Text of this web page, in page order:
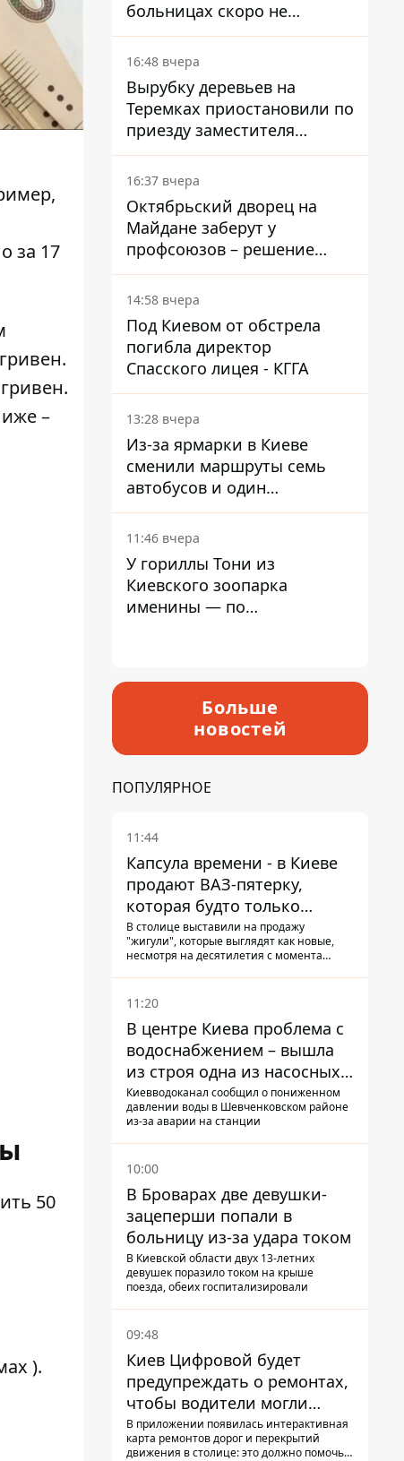
за 17
–
50
).
больницах скоро не
останется медсестер и
санитарок - профессор
Голубовская
16:48 вчера
Вырубку деревьев на
Теремках приостановили по
приезду заместителя
Кличко - начался диалог
16:37 вчера
Октябрьский дворец на
Майдане заберут у
профсоюзов – решение
Хозяйственного суда
14:58 вчера
Под Киевом от обстрела
погибла директор
Спасского лицея - КГГА
13:28 вчера
Из-за ярмарки в Киеве
сменили маршруты семь
автобусов и один
троллейбус
11:46 вчера
У гориллы Тони из
Киевского зоопарка
именины — по
Больше
новостей
ПОПУЛЯРНОЕ
11:44
Капсула времени - в Киеве
продают ВАЗ-пятерку,
которая будто только
сошла с конвейера
В столице выставили на продажу
"жигули", которые выглядят как новые,
несмотря на десятилетия с момента
резину
11:20
В центре Киева проблема с
водоснабжением – вышла
из строя одна из насосных
станций
Киевводоканал сообщил о пониженном
давлении воды в Шевченковском районе
из-за аварии на станции
10:00
В Броварах две девушки-
зацеперши попали в
больницу из-за удара током
В Киевской области двух 13-летних
девушек поразило током на крыше
поезда, обеих госпитализировали
09:48
Киев Цифровой будет
предупреждать о ремонтах,
чтобы водители могли
избегать участков с
пробками
В приложении появилась интерактивная
карта ремонтов дорог и перекрытий
движения в столице: это должно помочь